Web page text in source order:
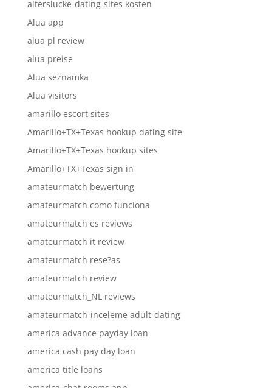
alterslucke-dating-sites kosten
Alua app
alua pl review
alua preise
Alua seznamka
Alua visitors
amarillo escort sites
Amarillo+TX+Texas hookup dating site
Amarillo+TX+Texas hookup sites
Amarillo+TX+Texas sign in
amateurmatch bewertung
amateurmatch como funciona
amateurmatch es reviews
amateurmatch it review
amateurmatch rese?as
amateurmatch review
amateurmatch_NL reviews
amateurmatch-inceleme adult-dating
america advance payday loan
america cash pay day loan
america title loans